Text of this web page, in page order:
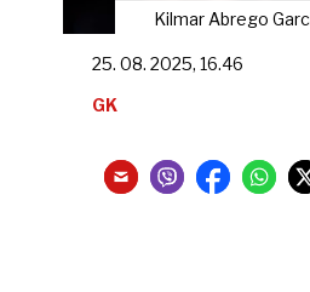
Kilmar Abrego
25. 08. 2025, 16.46
GK